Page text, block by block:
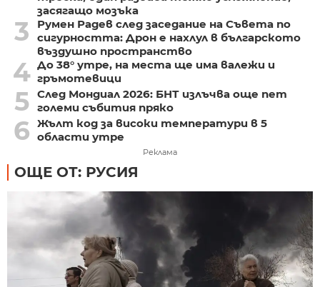
засягащо мозъка
3
Румен Радев след заседание на Съвета по
сигурността: Дрон е нахлул в българското
въздушно пространство
4 До 38° утре, на места ще има валежи и
гръмотевици
5 След Мондиал 2026: БНТ излъчва още пет
големи събития пряко
6 Жълт код за високи температури в 5
области утре
Реклама
ОЩЕ ОТ: РУСИЯ